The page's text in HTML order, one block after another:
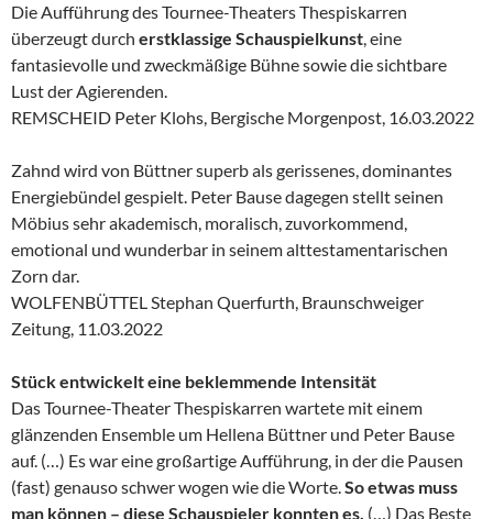
Die Aufführung des Tournee-Theaters Thespiskarren
überzeugt durch erstklassige Schauspielkunst, eine
fantasievolle und zweckmäßige Bühne sowie die sichtbare
Lust der Agierenden.
REMSCHEID Peter Klohs, Bergische Morgenpost, 16.03.2022
Zahnd wird von Büttner superb als gerissenes, dominantes
Energiebündel gespielt. Peter Bause dagegen stellt seinen
Möbius sehr akademisch, moralisch, zuvorkommend,
emotional und wunderbar in seinem alttestamentarischen
Zorn dar.
WOLFENBÜTTEL Stephan Querfurth, Braunschweiger
Zeitung, 11.03.2022
Stück entwickelt eine beklemmende Intensität
Das Tournee-Theater Thespiskarren wartete mit einem
glänzenden Ensemble um Hellena Büttner und Peter Bause
auf. (…) Es war eine großartige Aufführung, in der die Pausen
(fast) genauso schwer wogen wie die Worte.So etwas muss
man können – diese Schauspieler konnten es. (…) Das Beste